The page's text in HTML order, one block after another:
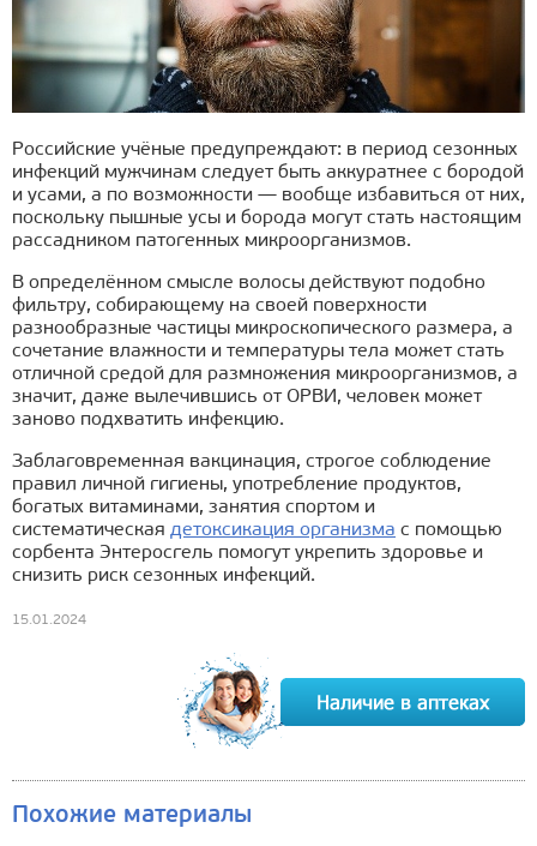
Российские учёные предупреждают: в период сезонных
инфекций мужчинам следует быть аккуратнее с бородой
и усами, а по возможности — вообще избавиться от них,
поскольку пышные усы и борода могут стать настоящим
рассадником патогенных микроорганизмов.
В определённом смысле волосы действуют подобно
фильтру, собирающему на своей поверхности
разнообразные частицы микроскопического размера, а
сочетание влажности и температуры тела может стать
отличной средой для размножения микроорганизмов, а
значит, даже вылечившись от ОРВИ, человек может
заново подхватить инфекцию.
Заблаговременная вакцинация, строгое соблюдение
правил личной гигиены, употребление продуктов,
богатых витаминами, занятия спортом и
систематическая детоксикация организма с помощью
сорбента Энтеросгель помогут укрепить здоровье и
снизить риск сезонных инфекций.
15.01.2024
Похожие материалы